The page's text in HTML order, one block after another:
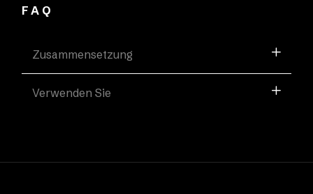
FAQ
Zusammensetzung
Verwenden Sie